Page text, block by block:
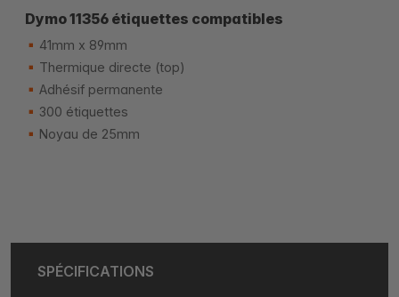
Dymo 11356 étiquettes compatibles
41mm x 89mm
Thermique directe (top)
Adhésif permanente
300 étiquettes
Noyau de 25mm
SPÉCIFICATIONS